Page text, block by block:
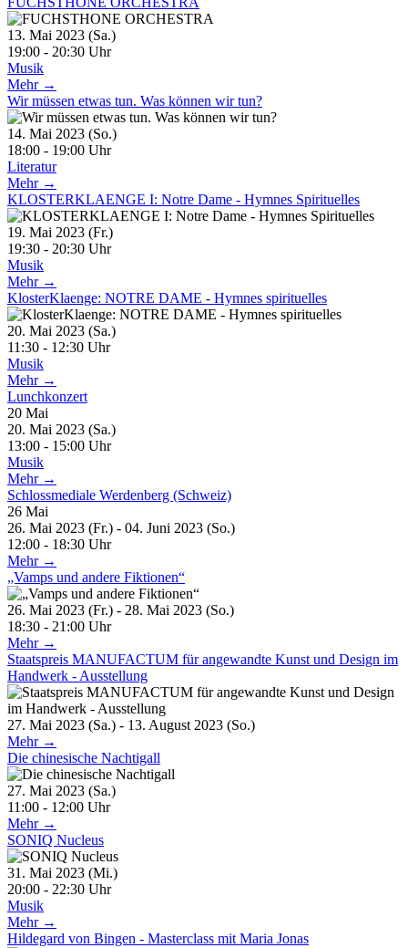
13. Mai 2023 (Sa.)
19:00 - 20:30 Uhr
Musik
Mehr →
Wir müssen etwas tun. Was können wir tun?
14. Mai 2023 (So.)
18:00 - 19:00 Uhr
Literatur
Mehr →
KLOSTERKLAENGE I: Notre Dame - Hymnes Spirituelles
19. Mai 2023 (Fr.)
19:30 - 20:30 Uhr
Musik
Mehr →
KlosterKlaenge: NOTRE DAME - Hymnes spirituelles
20. Mai 2023 (Sa.)
11:30 - 12:30 Uhr
Musik
Mehr →
Lunchkonzert
20 Mai
20. Mai 2023 (Sa.)
13:00 - 15:00 Uhr
Musik
Mehr →
Schlossmediale Werdenberg (Schweiz)
26 Mai
26. Mai 2023 (Fr.) - 04. Juni 2023 (So.)
12:00 - 18:30 Uhr
Mehr →
„Vamps und andere Fiktionen“
26. Mai 2023 (Fr.) - 28. Mai 2023 (So.)
18:30 - 21:00 Uhr
Mehr →
Staatspreis MANUFACTUM für angewandte Kunst und Design im
Handwerk - Ausstellung
27. Mai 2023 (Sa.) - 13. August 2023 (So.)
Mehr →
Die chinesische Nachtigall
27. Mai 2023 (Sa.)
11:00 - 12:00 Uhr
Mehr →
SONIQ Nucleus
31. Mai 2023 (Mi.)
20:00 - 22:30 Uhr
Musik
Mehr →
Hildegard von Bingen - Masterclass mit Maria Jonas